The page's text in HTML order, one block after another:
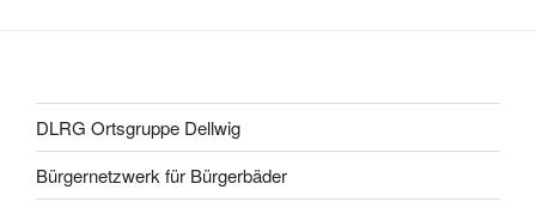
DLRG Ortsgruppe Dellwig
Bürgernetzwerk für Bürgerbäder